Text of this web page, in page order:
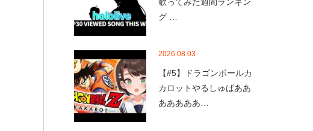
グ …
2026.08.03
【#5】ドラゴンボールカ
カロットやるしゅばああ
あああああ…